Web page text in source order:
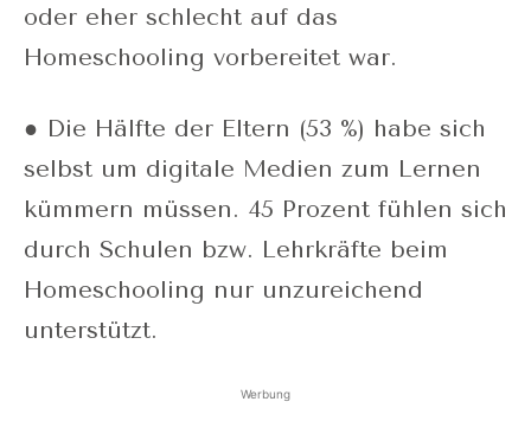
oder eher schlecht auf das
Homeschooling vorbereitet war.
● Die Hälfte der Eltern (53 %) habe sich
selbst um digitale Medien zum Lernen
kümmern müssen. 45 Prozent fühlen sich
durch Schulen bzw. Lehrkräfte beim
Homeschooling nur unzureichend
unterstützt.
Werbung